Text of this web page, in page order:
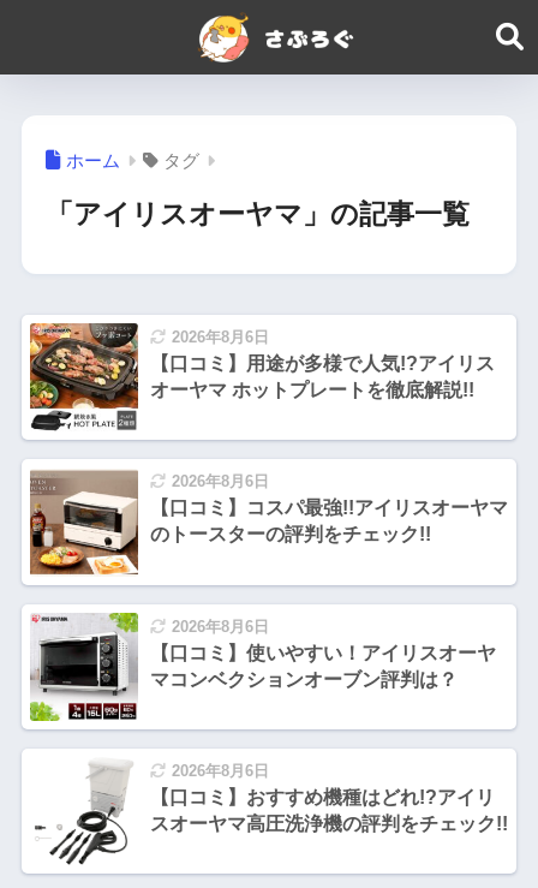
ホーム タグ
「アイリスオーヤマ」の記事一覧
2026年8月6日
【口コミ】用途が多様で人気!?アイリス
オーヤマ ホットプレートを徹底解説!!
2026年8月6日
【口コミ】コスパ最強!!アイリスオーヤマ
のトースターの評判をチェック!!
2026年8月6日
【口コミ】使いやすい！アイリスオーヤ
マコンベクションオーブン評判は？
2026年8月6日
【口コミ】おすすめ機種はどれ!?アイリ
スオーヤマ高圧洗浄機の評判をチェック!!